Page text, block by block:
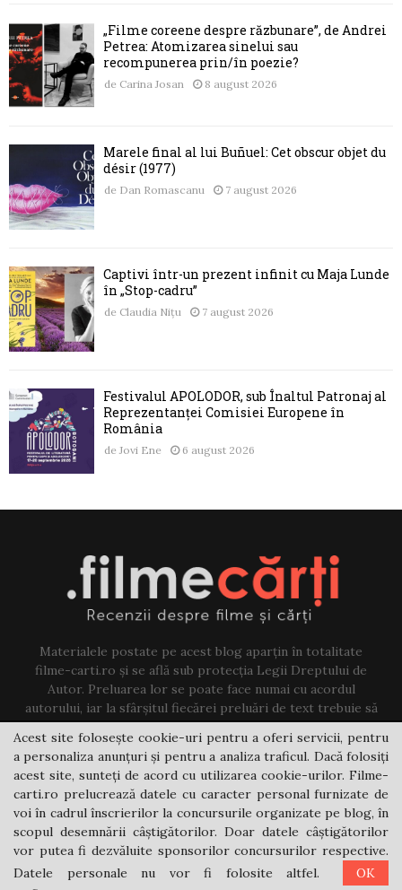
„Filme coreene despre răzbunare”, de Andrei
Petrea: Atomizarea sinelui sau
recompunerea prin/în poezie?
de Carina Josan 8 august 2026
Marele final al lui Buñuel: Cet obscur objet du
désir (1977)
de Dan Romascanu 7 august 2026
Captivi într-un prezent infinit cu Maja Lunde
în „Stop-cadru”
de Claudia Nițu 7 august 2026
Festivalul APOLODOR, sub Înaltul Patronaj al
Reprezentanței Comisiei Europene în
România
de Jovi Ene 6 august 2026
Materialele postate pe acest blog aparțin în totalitate
filme-carti.ro și se află sub protecția Legii Dreptului de
Autor. Preluarea lor se poate face numai cu acordul
autorului, iar la sfârșitul fiecărei preluări de text trebuie să
existe un link către acest blog.
Contact us:jovi@filme-carti.ro
Acest site folosește cookie-uri pentru a oferi servicii, pentru
a personaliza anunțuri și pentru a analiza traficul. Dacă folosiți
acest site, sunteți de acord cu utilizarea cookie-urilor. Filme-
carti.ro prelucrează datele cu caracter personal furnizate de
voi în cadrul înscrierilor la concursurile organizate pe blog, în
scopul desemnării câștigătorilor. Doar datele câștigătorilor
vor putea fi dezvăluite sponsorilor concursurilor respective.
Datele personale nu vor fi folosite altfel.
OK